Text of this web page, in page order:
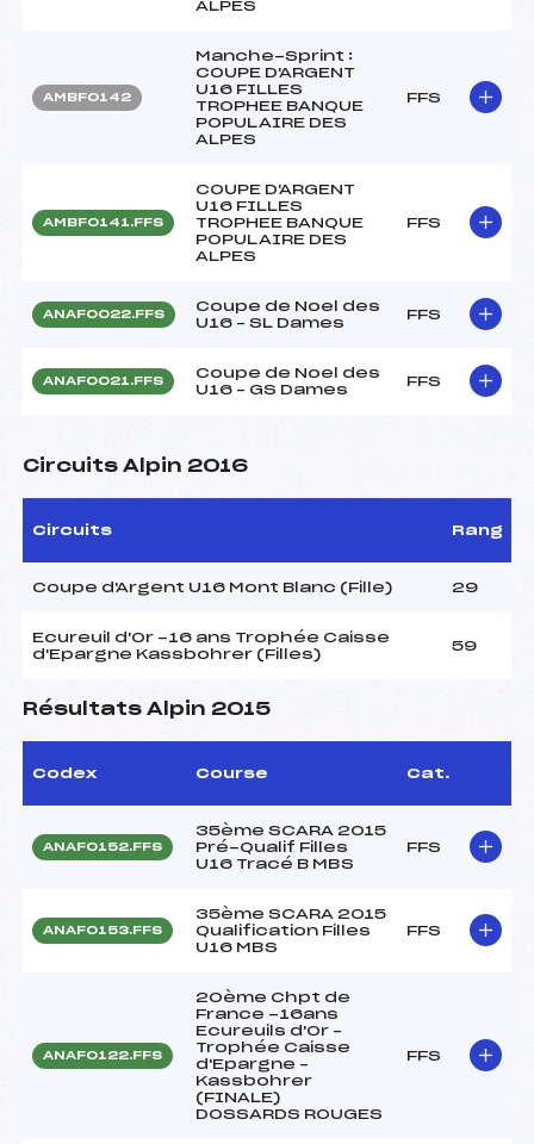
ALPES
AMBF0142
Manche-Sprint :
COUPE D'ARGENT
U16 FILLES
TROPHEE BANQUE
POPULAIRE DES
ALPES
FFS
AMBF0141.FFS
COUPE D'ARGENT
U16 FILLES
TROPHEE BANQUE
POPULAIRE DES
ALPES
FFS
ANAF0022.FFS
Coupe de Noel des
U16 – SL Dames
FFS
ANAF0021.FFS
Coupe de Noel des
U16 – GS Dames
FFS
Circuits Alpin 2016
Circuits Rang
Coupe d'Argent U16 Mont Blanc (Fille) 29
Ecureuil d'Or -16 ans Trophée Caisse
d'Epargne Kassbohrer (Filles)
59
Résultats Alpin 2015
Codex Course Cat.
ANAF0152.FFS
35ème SCARA 2015
Pré-Qualif Filles
U16 Tracé B MBS
FFS
ANAF0153.FFS
35ème SCARA 2015
Qualification Filles
U16 MBS
FFS
ANAF0122.FFS
20ème Chpt de
France -16ans
Ecureuils d'Or –
Trophée Caisse
d'Epargne –
Kassbohrer
(FINALE)
DOSSARDS ROUGES
FFS